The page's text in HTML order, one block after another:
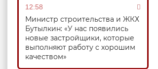
12:58
Министр строительства и ЖКХ
Бутылкин: «У нас появились
новые застройщики, которые
выполняют работу с хорошим
качеством»